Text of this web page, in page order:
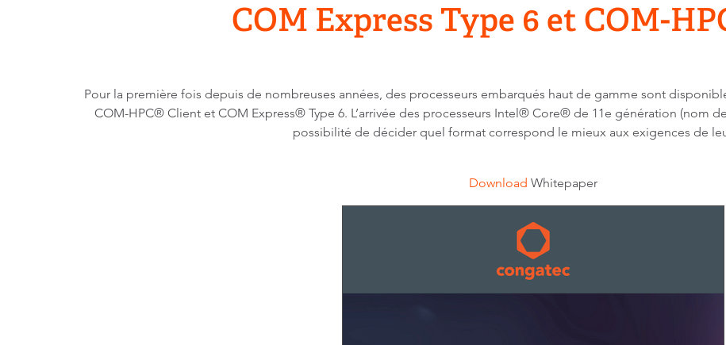
COM Express Type 6 et COM-
Pour la première fois depuis de nombreuses années, des processeurs embarqués haut de gamme sont
COM-HPC® Client et COM Express® Type 6. L’arrivée des processeurs Intel® Core® de 11e génération (nom
possibilité de décider quel format correspond le mieux aux exigences de
Download Whitepaper